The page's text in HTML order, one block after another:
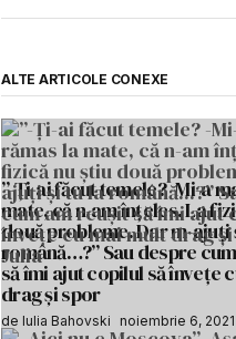
ALTE ARTICOLE CONEXE
”-Ți-ai făcut temele? -Mi-a
mate, că n-am înțeles. La
două probleme. Dar m-ajuți
română…?” Sau despre
să îmi ajut copilul să învețe
drag și spor
de Iulia Bahovski noiembrie 6, 2021